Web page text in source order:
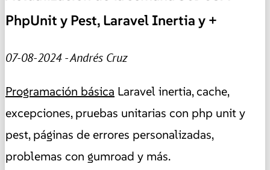
PhpUnit y Pest, Laravel Inertia y +
07-08-2024 - Andrés Cruz
Programación básica Laravel inertia, cache,
excepciones, pruebas unitarias con php unit y
pest, páginas de errores personalizadas,
problemas con gumroad y más.